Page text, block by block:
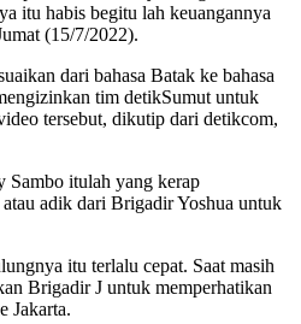
itu habis begitu lah keuangannya
(15/7/2022).
dari bahasa Batak ke bahasa
tim detikSumut untuk
tersebut, dikutip dari detikcom,
Sambo itulah yang kerap
adik dari Brigadir Yoshua untuk
itu terlalu cepat. Saat masih
Brigadir J untuk memperhatikan
Jakarta.